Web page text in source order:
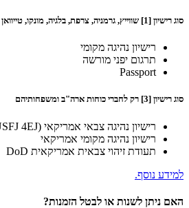
סוג רישיון [1] שווייץ, גרמניה, צרפת, בלגיה, מונקו, טייוואן
רישיון נהיגה מקומי
תרגום יפני מורשה
Passport
סוג רישיון [3] רק לחברי כוחות ארה"ב ומשפחותיהם
רישיון נהיגה צבאי אמריקאי SOFA (USFJ 4EJ)
רישיון נהיגה מקומי אמריקאי
תעודת זיהוי צבאית אמריקאית DoD
למידע נוסף.
האם ניתן לשנות או לבטל הזמנות?